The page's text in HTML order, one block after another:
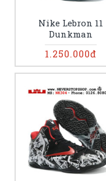
Nike Lebron 11
Dunkman
1.250.000đ